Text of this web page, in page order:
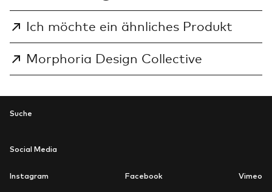
Ich möchte ein ähnliches Produkt
Morphoria Design Collective
Suche
Social Media
Instagram Facebook Vimeo